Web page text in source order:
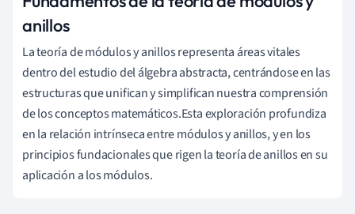
anillos
La teoría de módulos y anillos representa áreas vitales
dentro del estudio del álgebra abstracta, centrándose en las
estructuras que unifican y simplifican nuestra comprensión
de los conceptos matemáticos.Esta exploración profundiza
en la relación intrínseca entre módulos y anillos, y en los
principios fundacionales que rigen la teoría de anillos en su
aplicación a los módulos.